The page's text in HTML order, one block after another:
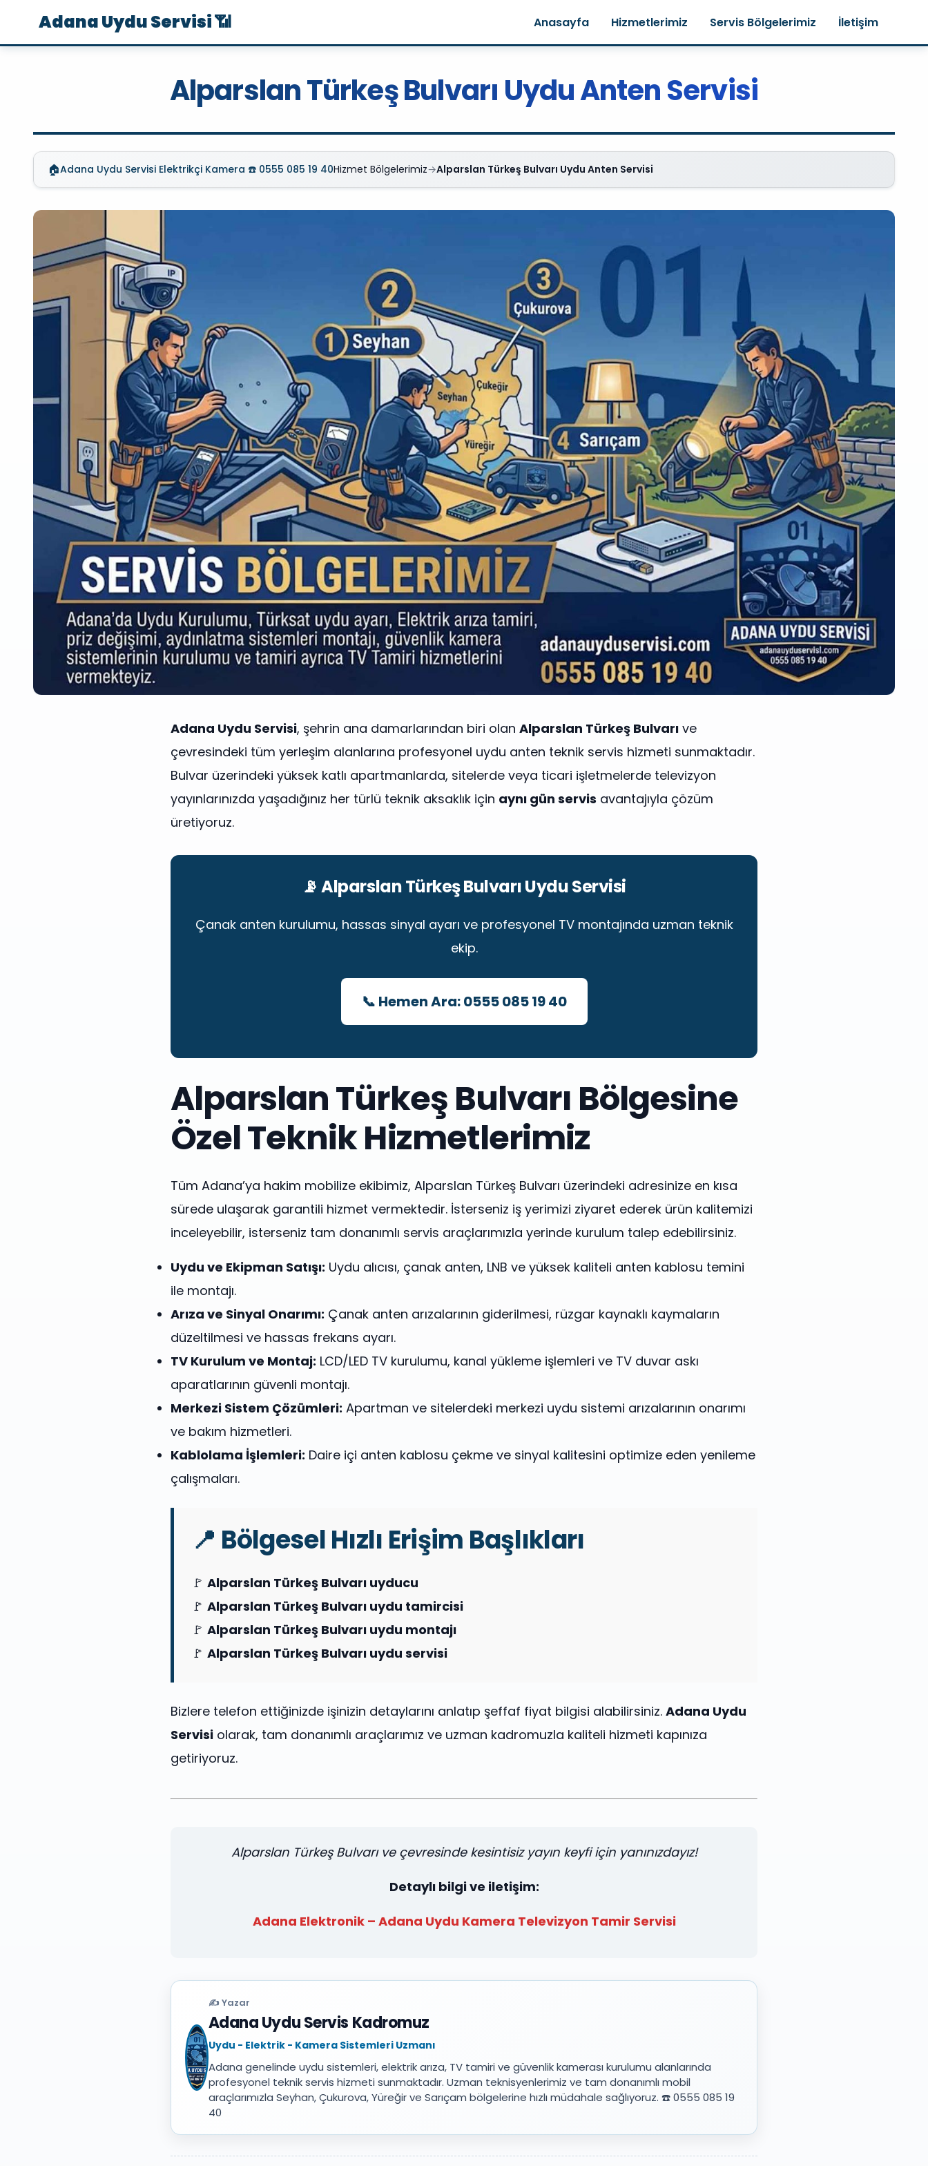
Adana Uydu Servisi 📶 Anasayfa Hizmetlerimiz Servis Bölgelerimiz İletişim
Alparslan Türkeş Bulvarı Uydu Anten Servisi
🏠Adana Uydu Servisi Elektrikçi Kamera ☎️ 0555 085 19 40Hizmet Bölgelerimiz→Alparslan Türkeş Bulvarı Uydu Anten Servisi
Adana Uydu Servisi, şehrin ana damarlarından biri olan Alparslan Türkeş Bulvarı ve
çevresindeki tüm yerleşim alanlarına profesyonel uydu anten teknik servis hizmeti sunmaktadır.
Bulvar üzerindeki yüksek katlı apartmanlarda, sitelerde veya ticari işletmelerde televizyon
yayınlarınızda yaşadığınız her türlü teknik aksaklık için aynı gün servis avantajıyla çözüm
üretiyoruz.
📡 Alparslan Türkeş Bulvarı Uydu Servisi
Çanak anten kurulumu, hassas sinyal ayarı ve profesyonel TV montajında uzman teknik
ekip.
📞 Hemen Ara: 0555 085 19 40
Alparslan Türkeş Bulvarı Bölgesine
Özel Teknik Hizmetlerimiz
Tüm Adana’ya hakim mobilize ekibimiz, Alparslan Türkeş Bulvarı üzerindeki adresinize en kısa
sürede ulaşarak garantili hizmet vermektedir. İsterseniz iş yerimizi ziyaret ederek ürün kalitemizi
inceleyebilir, isterseniz tam donanımlı servis araçlarımızla yerinde kurulum talep edebilirsiniz.
Uydu ve Ekipman Satışı: Uydu alıcısı, çanak anten, LNB ve yüksek kaliteli anten kablosu temini
ile montajı.
Arıza ve Sinyal Onarımı: Çanak anten arızalarının giderilmesi, rüzgar kaynaklı kaymaların
düzeltilmesi ve hassas frekans ayarı.
TV Kurulum ve Montaj: LCD/LED TV kurulumu, kanal yükleme işlemleri ve TV duvar askı
aparatlarının güvenli montajı.
Merkezi Sistem Çözümleri: Apartman ve sitelerdeki merkezi uydu sistemi arızalarının onarımı
ve bakım hizmetleri.
Kablolama İşlemleri: Daire içi anten kablosu çekme ve sinyal kalitesini optimize eden yenileme
çalışmaları.
📍 Bölgesel Hızlı Erişim Başlıkları
🚩 Alparslan Türkeş Bulvarı uyducu
🚩 Alparslan Türkeş Bulvarı uydu tamircisi
🚩 Alparslan Türkeş Bulvarı uydu montajı
🚩 Alparslan Türkeş Bulvarı uydu servisi
Bizlere telefon ettiğinizde işinizin detaylarını anlatıp şeffaf fiyat bilgisi alabilirsiniz. Adana Uydu
Servisi olarak, tam donanımlı araçlarımız ve uzman kadromuzla kaliteli hizmeti kapınıza
getiriyoruz.
Alparslan Türkeş Bulvarı ve çevresinde kesintisiz yayın keyfi için yanınızdayız!
Detaylı bilgi ve iletişim:
Adana Elektronik – Adana Uydu Kamera Televizyon Tamir Servisi
✍️ Yazar
Adana Uydu Servis Kadromuz
Uydu - Elektrik - Kamera Sistemleri Uzmanı
Adana genelinde uydu sistemleri, elektrik arıza, TV tamiri ve güvenlik kamerası kurulumu alanlarında
profesyonel teknik servis hizmeti sunmaktadır. Uzman teknisyenlerimiz ve tam donanımlı mobil
araçlarımızla Seyhan, Çukurova, Yüreğir ve Sarıçam bölgelerine hızlı müdahale sağlıyoruz. ☎️ 0555 085 19
40